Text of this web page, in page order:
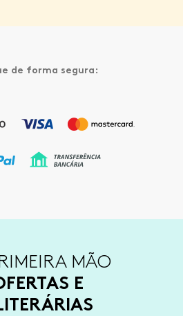
de forma segura:
MÃO
E